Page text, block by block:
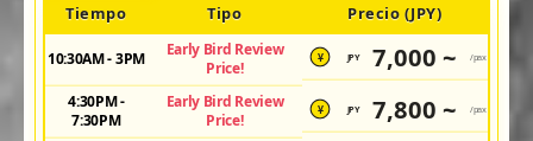
Tiempo Tipo Precio (JPY)
10:30AM - 3PM
Early Bird Review
Price!
¥ JPY 7,000 ~ /pax
4:30PM -
7:30PM
Early Bird Review
Price!
¥ JPY 7,800 ~ /pax